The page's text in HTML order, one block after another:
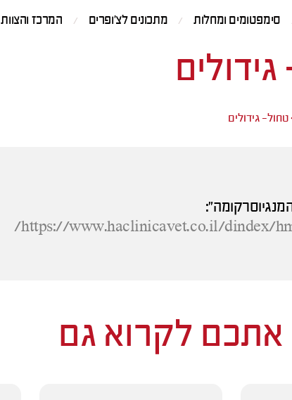
סימפטומים ומחלות מתכונים לצ'ופרים המרכז והצוות
טחול- גידולים
https://www.haclinicavet.co.il/dindex/
אתכם לקרוא גם